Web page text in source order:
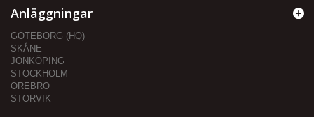
Anläggningar
GÖTEBORG (HQ)
SKÅNE
JÖNKÖPING
STOCKHOLM
ÖREBRO
STORVIK